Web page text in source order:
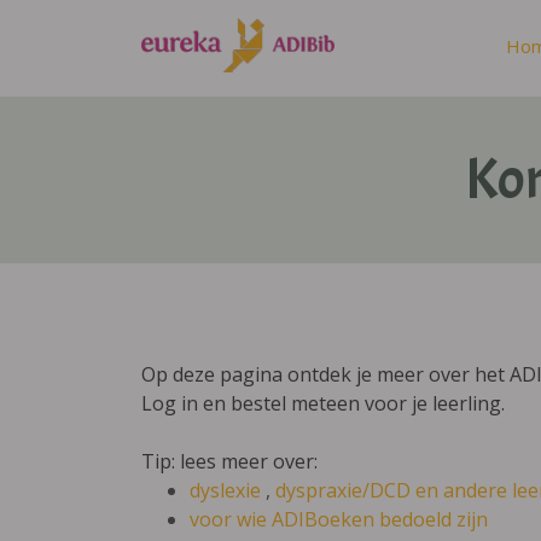
Op deze pagina ontdek je meer over het
Log in en bestel meteen voor je leerling.
Tip: lees meer over:
dyslexie , dyspraxie/DCD en andere
voor wie ADIBoeken bedoeld zijn